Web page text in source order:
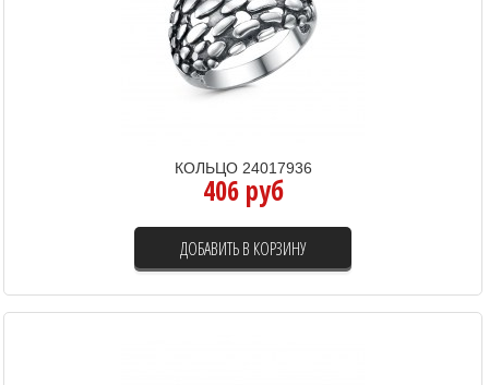
КОЛЬЦО 24017936
406 руб
ДОБАВИТЬ В КОРЗИНУ